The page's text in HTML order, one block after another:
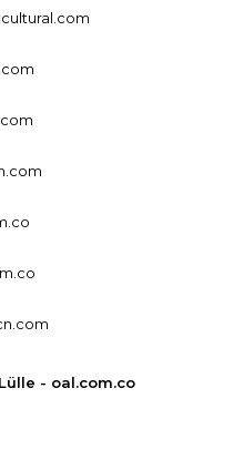
- oal.com.co